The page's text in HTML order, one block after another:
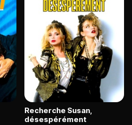
Recherche Susan,
désespérément